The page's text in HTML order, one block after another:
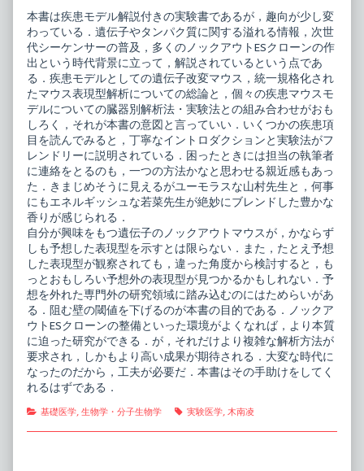
デ
ル
マ
ウ
ス
表
現
型
解
析
指
南
published
on
て
し
ま
う！
疾
患
モ
ル
マ
ウ
ス
表
現
型
解
析
指
南,
本書は疾患モデル解説付きの実験書であるが，趣向が少し変
わっている．遺伝子やタンパク質に関する溢れる情報，次世
代シーケンサーの普及，多くのノックアウトESクローンの作
出という時代背景に立って，解説されているという点であ
る．疾患モデルとしての遺伝子改変マウス，統一規格化され
たマウス表現型解析についての総論と，個々の疾患マウスモ
デルについての臓器別解析法・実験法との組み合わせがおも
しろく，それが本書の意図と言っていい．いくつかの疾患項
目を読んでみると，丁寧なイントロダクションと実験法がフ
レンドリーに説明されている．困ったときには担当の執筆者
に連絡をとるのも，一つの方法かなと思わせる親近感もあっ
た．きまじめそうに見えるがユーモラスな山村先生と，何事
にもエネルギッシュな若菜先生が絶妙にブレンドした豊かな
香りが感じられる．
自分が興味をもつ遺伝子のノックアウトマウスが，かならず
しも予想した表現型を示すとは限らない．また，たとえ予想
した表現型が観察されても，違った角度から検討すると，も
っとおもしろい予想外の表現型が見つかるかもしれない．予
想を外れた専門外の研究領域に踏み込むのにはためらいがあ
る．阻む壁の閾値を下げるのが本書の目的である．ノックア
ウトESクローンの整備といった環境がよくなれば，より本質
に迫った研究ができる．が，それだけより複雑な解析方法が
要求され，しかもより高い成果が期待される．大変な時代に
なったのだから，工夫が必要だ．本書はその手助けをしてく
れるはずである．
Categories
基礎医学, 生物学・分子生物学 Tags
実験医学, 木南凌